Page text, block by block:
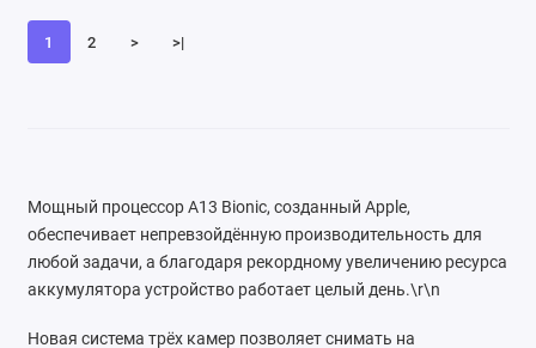
1 2 > >|
Мощный процессор A13 Bionic, созданный Apple,
обеспечивает непревзойдённую производительность для
любой задачи, а благодаря рекордному увеличению ресурса
аккумулятора устройство работает целый день.\r\n
Новая система трёх камер позволяет снимать на